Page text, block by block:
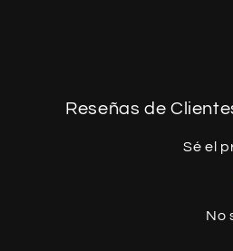
Reseñas de
Sé el
No